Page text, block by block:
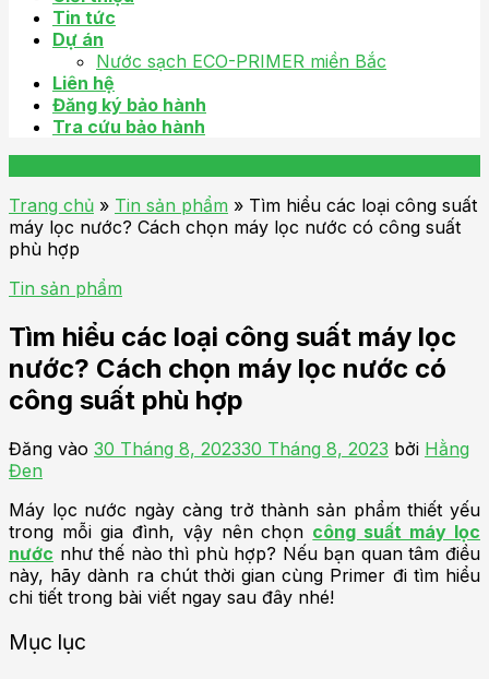
Tin tức
Dự án
Nước sạch ECO-PRIMER miền Bắc
Liên hệ
Đăng ký bảo hành
Tra cứu bảo hành
Trang chủ » Tin sản phẩm » Tìm hiểu các loại công suất
máy lọc nước? Cách chọn máy lọc nước có công suất
phù hợp
Tin sản phẩm
Tìm hiểu các loại công suất máy lọc
nước? Cách chọn máy lọc nước có
công suất phù hợp
Đăng vào 30 Tháng 8, 202330 Tháng 8, 2023 bởi Hằng
Đen
Máy lọc nước ngày càng trở thành sản phẩm thiết yếu
trong mỗi gia đình, vậy nên chọn công suất máy lọc
nước như thế nào thì phù hợp? Nếu bạn quan tâm điều
này, hãy dành ra chút thời gian cùng Primer đi tìm hiểu
chi tiết trong bài viết ngay sau đây nhé!
Mục lục